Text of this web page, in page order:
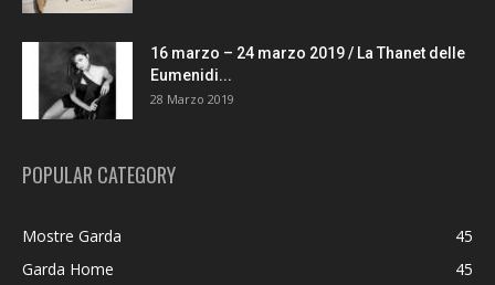
16 marzo – 24 marzo 2019 / La Thanet delle
Eumenidi...
28 Marzo 2019
POPULAR CATEGORY
Mostre Garda
45
Garda Home
45